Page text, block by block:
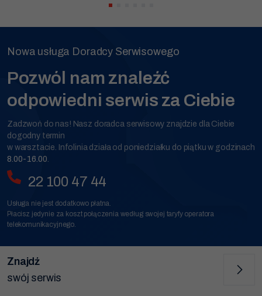
Nowa usługa Doradcy Serwisowego
Pozwól nam znaleźć
odpowiedni serwis za Ciebie
Zadzwoń do nas! Nasz doradca serwisowy znajdzie dla Ciebie
dogodny termin
w warsztacie. Infolinia działa od poniedziałku do piątku w godzinach
8.00-16.00.
22 100 47 44
Usługa nie jest dodatkowo płatna.
Płacisz jedynie za koszt połączenia według swojej taryfy operatora
telekomunikacyjnego.
Znajdź
swój serwis